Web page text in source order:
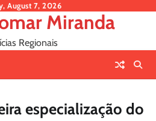
August 7, 2026
Miranda
Regionais
especialização do